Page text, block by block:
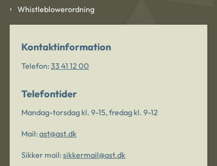
Whistleblowerordning
Kontaktinformation
Telefon: 33 41 12 00
Telefontider
Mandag-torsdag kl. 9-15, fredag kl. 9-12
Mail: ast@ast.dk
Sikker mail: sikkermail@ast.dk